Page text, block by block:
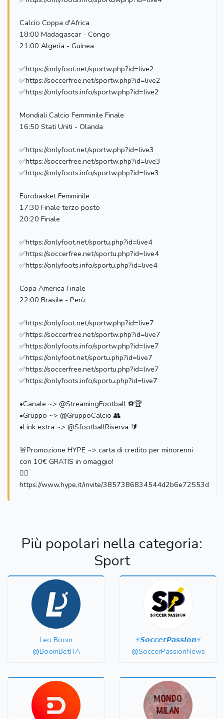
Calcio Coppa d'Africa
18:00 Madagascar - Congo
21:00 Algeria - Guinea
✅https://onlyfoot.net/sportw.php?id=live2
✅https://soccerfree.net/sportw.php?id=live2
✅https://onlyfoots.info/sportw.php?id=live2
Mondiali Calcio Femminile Finale
16:50 Stati Uniti - Olanda
✅https://onlyfoot.net/sportw.php?id=live3
✅https://soccerfree.net/sportw.php?id=live3
✅https://onlyfoots.info/sportw.php?id=live3
Eurobasket Femminile
17:30 Finale terzo posto
20:20 Finale
✅https://onlyfoot.net/sportu.php?id=live4
✅https://soccerfree.net/sportu.php?id=live4
✅https://onlyfoots.info/sportu.php?id=live4
Copa America Finale
22:00 Brasile - Perù
✅https://onlyfoot.net/sportw.php?id=live7
✅https://soccerfree.net/sportw.php?id=live7
✅https://onlyfoots.info/sportw.php?id=live7
✅https://onlyfoot.net/sportu.php?id=live7
✅https://soccerfree.net/sportu.php?id=live7
✅https://onlyfoots.info/sportu.php?id=live7
•Canale ~> @StreamingFootball ⚽️🏆
•Gruppo ~> @GruppoCalcio 👥
•Link extra ~> @SfootballRiserva 🔰
🚨Promozione HYPE ~> carta di credito per minorenni
con 10€ GRATIS in omaggio!
👉🏻
https://www.hype.it/invite/3857386834544d2b6e72553d
Più popolari nella categoria:
Sport
Leo Boom
@BoomBetITA
⚡️𝙎𝙤𝙘𝙘𝙚𝙧𝙋𝙖𝙨𝙨𝙞𝙤𝙣⚡️
@SoccerPassionNews